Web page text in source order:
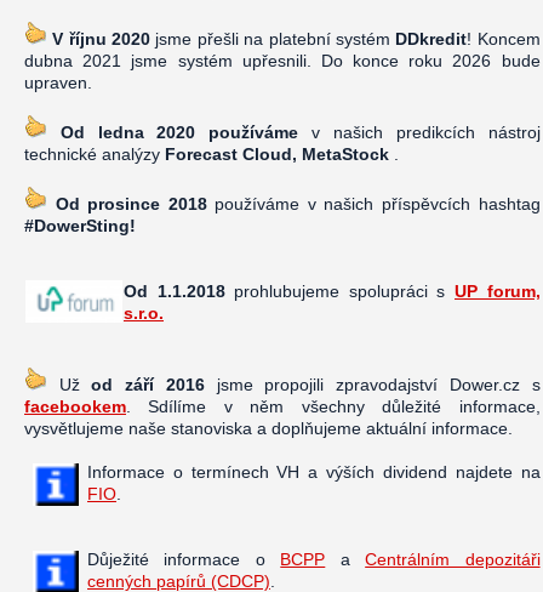
V říjnu 2020 jsme přešli na platební systém DDkredit! Koncem
dubna 2021 jsme systém upřesnili. Do konce roku 2026 bude
upraven.
Od ledna 2020 používáme v našich predikcích nástroj
technické analýzy Forecast Cloud, MetaStock
Od prosince 2018používáme v našich příspěvcích hashtag
#DowerSting!
Od 1.1.2018prohlubujeme spolupráci sUP forum,
s.r.o.
Užod září 2016jsme propojili zpravodajství Dower.cz s
facebookem . Sdílíme v něm všechny důležité informace,
vysvětlujeme naše stanoviska a doplňujeme aktuální informace.
Informace o termínech VH a výších dividend najdete na
FIO
Důježité informace o BCPP aCentrálním depozitáři
cenných papírů (CDCP)